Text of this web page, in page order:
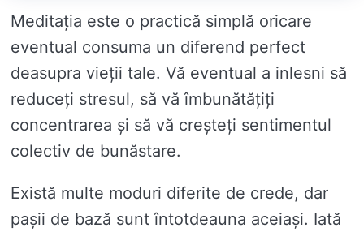
Meditația este o practică simplă oricare
eventual consuma un diferend perfect
deasupra vieții tale. Vă eventual a inlesni să
reduceți stresul, să vă îmbunătățiți
concentrarea și să vă creșteți sentimentul
colectiv de bunăstare.
Există multe moduri diferite de crede, dar
pașii de bază sunt întotdeauna aceiași. Iată